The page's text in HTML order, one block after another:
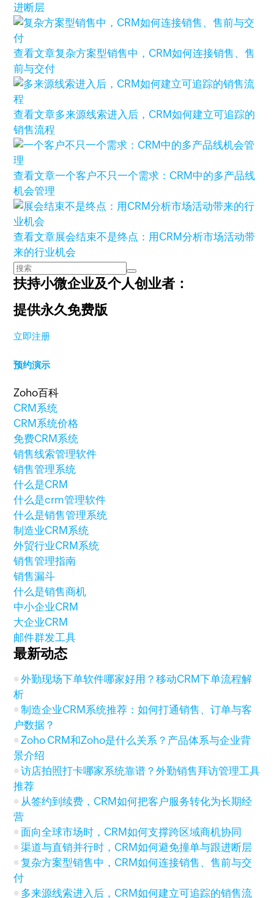
进断层
查看文章复杂方案型销售中，CRM如何连接销售、售
前与交付
查看文章多来源线索进入后，CRM如何建立可追踪的
销售流程
查看文章一个客户不只一个需求：CRM中的多产品线
机会管理
查看文章展会结束不是终点：用CRM分析市场活动带
来的行业机会
扶持小微企业及个人创业者：
提供永久免费版
立即注册
预约演示
Zoho百科
CRM系统
CRM系统价格
免费CRM系统
销售线索管理软件
销售管理系统
什么是CRM
什么是crm管理软件
什么是销售管理系统
制造业CRM系统
外贸行业CRM系统
销售管理指南
销售漏斗
什么是销售商机
中小企业CRM
大企业CRM
邮件群发工具
最新动态
外勤现场下单软件哪家好用？移动CRM下单流程解
析
制造企业CRM系统推荐：如何打通销售、订单与客
户数据？
Zoho CRM和Zoho是什么关系？产品体系与企业背
景介绍
访店拍照打卡哪家系统靠谱？外勤销售拜访管理工具
推荐
从签约到续费，CRM如何把客户服务转化为长期经
营
面向全球市场时，CRM如何支撑跨区域商机协同
渠道与直销并行时，CRM如何避免撞单与跟进断层
复杂方案型销售中，CRM如何连接销售、售前与交
付
多来源线索进入后，CRM如何建立可追踪的销售流